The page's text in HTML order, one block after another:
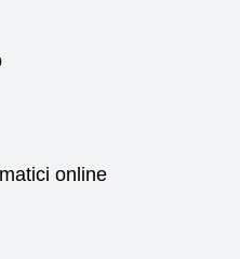
online